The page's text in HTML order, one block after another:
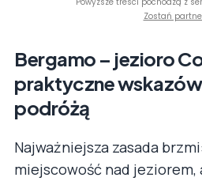
Zostań
Bergamo – jezioro
praktyczne
podróżą
Najważniejsza zasada
miejscowość nad